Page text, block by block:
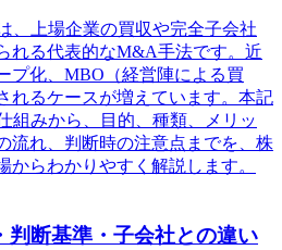
、上場企業の買収や完全子会社
れる代表的なM&A手法です。近
プ化、MBO（経営陣による買
れるケースが増えています。本記
組みから、目的、種類、メリッ
流れ、判断時の注意点までを、株
からわかりやすく解説します。
判断基準・子会社との違い